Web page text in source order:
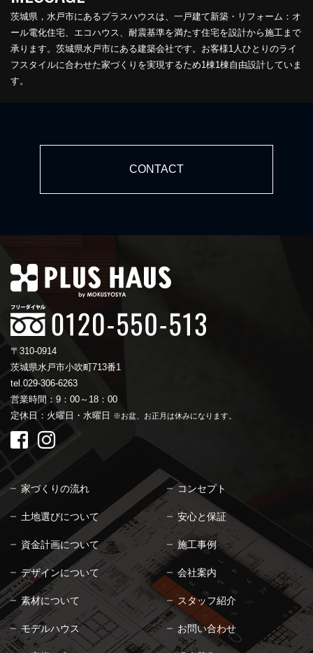
茨城県，水戸市にあるプラスハウスは、一戸建て新築・リフォーム：オ
ール電化住宅、エコハウス、耐震基準を満たす住宅を設計から施工まで
承ります。茨城県水戸市にある建築会社です。お客様1人ひとりのライ
フスタイルに合わせた家づくりを実現するため1棟1棟自由設計していま
す。
CONTACT
〒310-0914
茨城県水戸市小吹町713番1
tel.029-306-6263
営業時間：9：00～18：00
定休日：火曜日・水曜日
※お盆、お正月は休みになります。
家づくりの流れ
土地選びについて
資金計画について
デザインについて
素材について
コンセプト
安心と保証
施工事例
会社案内
スタッフ紹介
モデルハウス お問い合わせ